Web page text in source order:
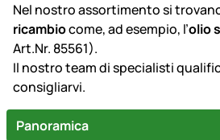
Nel nostro assortimento si
ricambiocome, ad esempio, l’olio
Art.Nr. 85561).
Il nostro team di specialisti
consigliarvi.
Panoramica